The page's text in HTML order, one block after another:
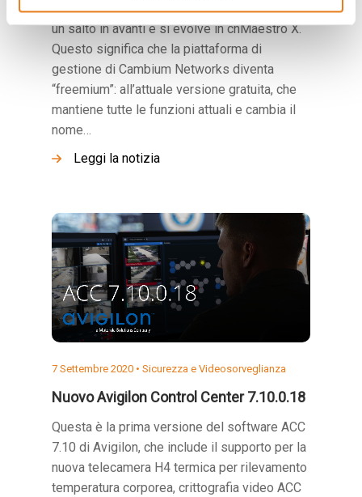
manager di Cambium Networks cnMaestro fa
un salto in avanti e si evolve in cnMaestro X.
Questo significa che la piattaforma di
gestione di Cambium Networks diventa
“freemium”: all’attuale versione gratuita, che
mantiene tutte le funzioni attuali e cambia il
nome…
Leggi la notizia
7 Settembre 2020 • Sicurezza e Videosorveglianza
Nuovo Avigilon Control Center 7.10.0.18
Questa è la prima versione del software ACC
7.10 di Avigilon, che include il supporto per la
nuova telecamera H4 termica per rilevamento
temperatura corporea, crittografia video ACC